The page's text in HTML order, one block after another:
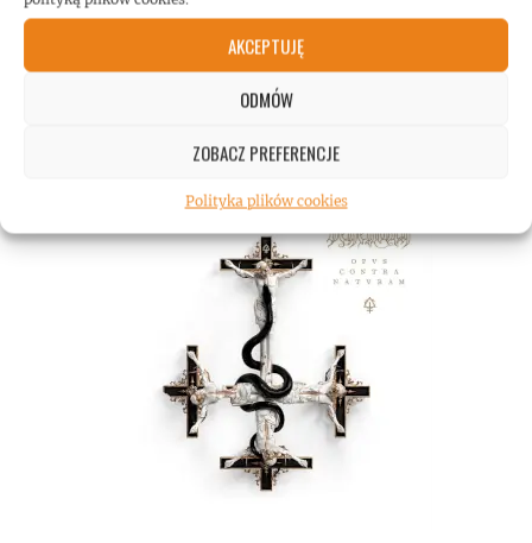
AKCEPTUJĘ
ODMÓW
ZOBACZ PREFERENCJE
Polityka plików cookies